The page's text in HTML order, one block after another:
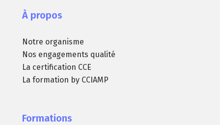
À propos
Notre organisme
Nos engagements qualité
La certification CCE
La formation by CCIAMP
Formations